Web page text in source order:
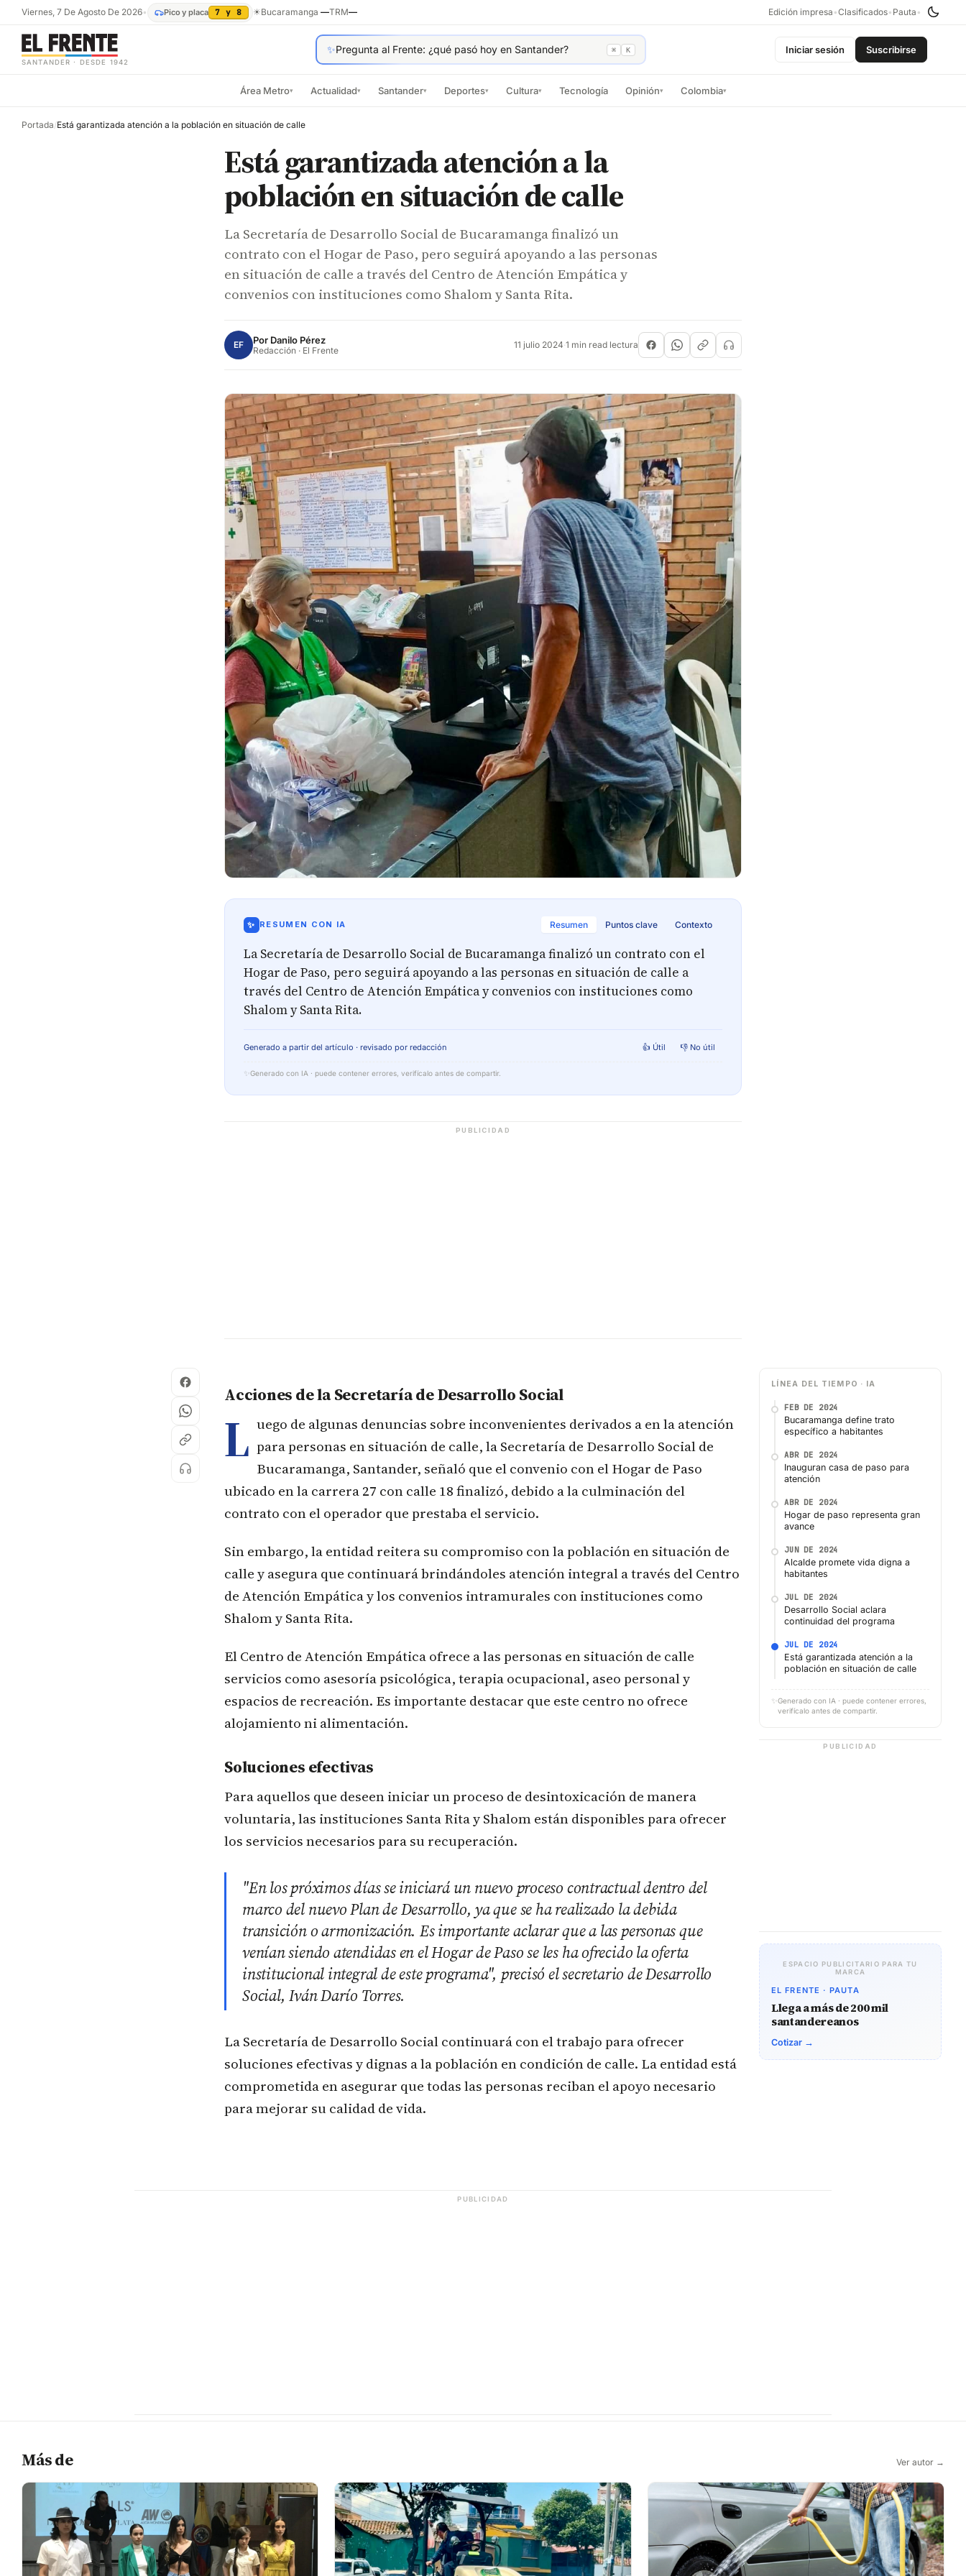
Viernes, 7 De Agosto De 2026• Pico y placa 7 y 8 ☀Bucaramanga —TRM— Edición impresa •Clasificados• Pauta •
SANTANDER · DESDE 1942
✨Pregunta al Frente: ¿qué pasó hoy en Santander? ⌘ K Iniciar sesión Suscribirse
Área Metro▾ Actualidad▾ Santander▾ Deportes▾ Cultura▾ Tecnología Opinión▾ Colombia▾
Portada/Está garantizada atención a la población en situación de calle
Está garantizada atención a la
población en situación de calle
La Secretaría de Desarrollo Social de Bucaramanga finalizó un
contrato con el Hogar de Paso, pero seguirá apoyando a las personas
en situación de calle a través del Centro de Atención Empática y
convenios con instituciones como Shalom y Santa Rita.
EF Por Danilo Pérez
Redacción · El Frente 11 julio 2024·1 min read lectura
✨ RESUMEN CON IA Resumen Puntos clave Contexto
La Secretaría de Desarrollo Social de Bucaramanga finalizó un contrato con el
Hogar de Paso, pero seguirá apoyando a las personas en situación de calle a
través del Centro de Atención Empática y convenios con instituciones como
Shalom y Santa Rita.
Generado a partir del artículo · revisado por redacción 👍 Útil 👎 No útil
✨ Generado con IA · puede contener errores, verifícalo antes de compartir.
PUBLICIDAD
Acciones de la Secretaría de Desarrollo Social
L uego de algunas denuncias sobre inconvenientes derivados a en la atención
para personas en situación de calle, la Secretaría de Desarrollo Social de
Bucaramanga, Santander, señaló que el convenio con el Hogar de Paso
ubicado en la carrera 27 con calle 18 finalizó, debido a la culminación del
contrato con el operador que prestaba el servicio.
Sin embargo, la entidad reitera su compromiso con la población en situación de
calle y asegura que continuará brindándoles atención integral a través del Centro
de Atención Empática y los convenios intramurales con instituciones como
Shalom y Santa Rita.
El Centro de Atención Empática ofrece a las personas en situación de calle
servicios como asesoría psicológica, terapia ocupacional, aseo personal y
espacios de recreación. Es importante destacar que este centro no ofrece
alojamiento ni alimentación.
Soluciones efectivas
Para aquellos que deseen iniciar un proceso de desintoxicación de manera
voluntaria, las instituciones Santa Rita y Shalom están disponibles para ofrecer
los servicios necesarios para su recuperación.
"En los próximos días se iniciará un nuevo proceso contractual dentro del
marco del nuevo Plan de Desarrollo, ya que se ha realizado la debida
transición o armonización. Es importante aclarar que a las personas que
venían siendo atendidas en el Hogar de Paso se les ha ofrecido la oferta
institucional integral de este programa", precisó el secretario de Desarrollo
Social, Iván Darío Torres.
La Secretaría de Desarrollo Social continuará con el trabajo para ofrecer
soluciones efectivas y dignas a la población en condición de calle. La entidad está
comprometida en asegurar que todas las personas reciban el apoyo necesario
para mejorar su calidad de vida.
LÍNEA DEL TIEMPO · IA
FEB DE 2024
Bucaramanga define trato
específico a habitantes
ABR DE 2024
Inauguran casa de paso para
atención
ABR DE 2024
Hogar de paso representa gran
avance
JUN DE 2024
Alcalde promete vida digna a
habitantes
JUL DE 2024
Desarrollo Social aclara
continuidad del programa
JUL DE 2024
Está garantizada atención a la
población en situación de calle
✨ Generado con IA · puede contener errores,
verifícalo antes de compartir.
PUBLICIDAD
ESPACIO PUBLICITARIO PARA TU
MARCA
EL FRENTE · PAUTA
Llega a más de 200 mil
santandereanos
Cotizar →
PUBLICIDAD
Más de Ver autor →